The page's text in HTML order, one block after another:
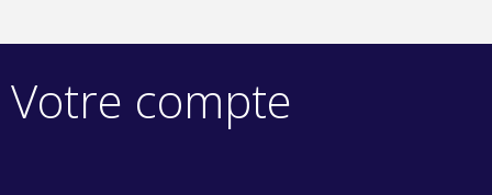
Votre compte